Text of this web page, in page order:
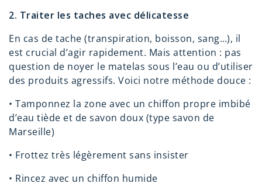
2. Traiter les taches avec délicatesse
En cas de tache (transpiration, boisson, sang…), il
est crucial d’agir rapidement. Mais attention : pas
question de noyer le matelas sous l’eau ou d’utiliser
des produits agressifs. Voici notre méthode douce :
• Tamponnez la zone avec un chiffon propre imbibé
d’eau tiède et de savon doux (type savon de
Marseille)
• Frottez très légèrement sans insister
• Rincez avec un chiffon humide